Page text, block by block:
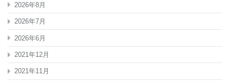
2026年8月
2026年7月
2026年6月
2021年12月
2021年11月